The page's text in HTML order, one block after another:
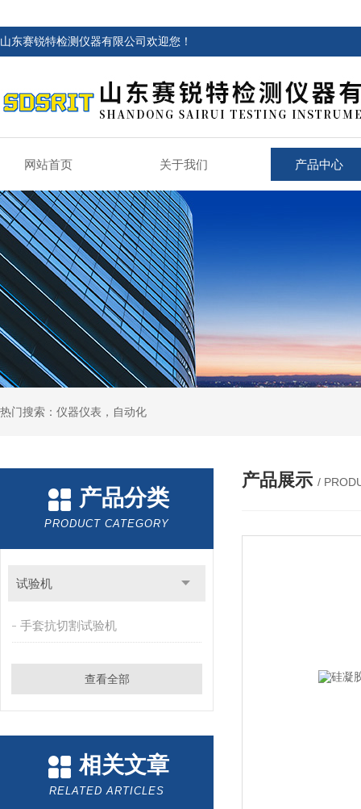
山东赛锐特检测仪器有限公司欢迎您！
网站首页 关于我们 产品中心
热门搜索：仪器仪表，自动化
产品分类
PRODUCT CATEGORY
试验机
手套抗切割试验机
查看全部
相关文章
RELATED ARTICLES
产品展示 /